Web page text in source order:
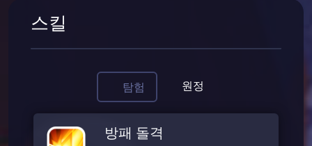
스킬
탐험 원정
방패 돌격